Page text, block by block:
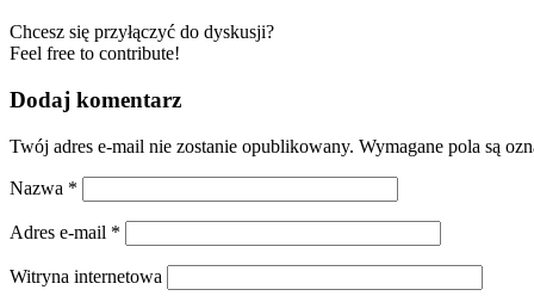
Chcesz się przyłączyć do dyskusji?
Feel free to contribute!
Dodaj komentarz
Twój adres e-mail nie zostanie opublikowany. Wymagane pola są
Nazwa *
Adres e-mail *
Witryna internetowa